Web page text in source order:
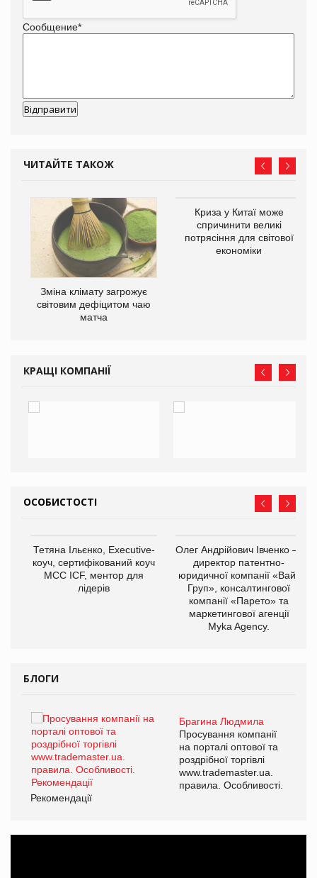
Сообщение*
ЧИТАЙТЕ ТАКОЖ
Зміна клімату загрожує
світовим дефіцитом чаю
матча
Криза у Китаї може
спричинити великі
потрясіння для світової
економіки
КРАЩІ КОМПАНІЇ
ОСОБИСТОСТІ
Тетяна Ільєнко, Executive-
коуч, сертифікований коуч
МСС ICF, ментор для
лідерів
Олег Андрійович Івченко —
директор патентно-
юридичної компанії «Вайз
Груп», консалтингової
компанії «Парето» та
маркетингової агенції
Myka Agency.
БЛОГИ
Брагина Людмила
Просування компанії
на порталі оптової та
роздрібної торгівлі
www.trademaster.ua.
правила. Особливості.
Рекомендації